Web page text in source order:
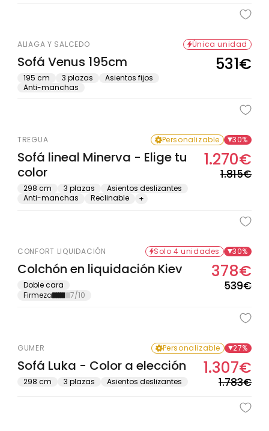
ALIAGA Y SALCEDO Única unidad
Sofá Venus 195cm
195 cm 3 plazas
Asientos fijos
Anti-manchas
Precio
531€
TREGUA Personalizable 30%
Sofá lineal Minerva - Elige tu
color
298 cm 3 plazas
Asientos deslizantes
Anti-manchas
Reclinable +
1.815€de
1.270€
CONFORT LIQUIDACIÓN Solo 4 unidades 30%
Colchón en liquidación Kiev
Doble cara
Firmeza
7/10
539€de
378€
GUMER Personalizable 27%
Sofá Luka - Color a elección
298 cm 3 plazas Asientos deslizantes 1.783€de
1.307€